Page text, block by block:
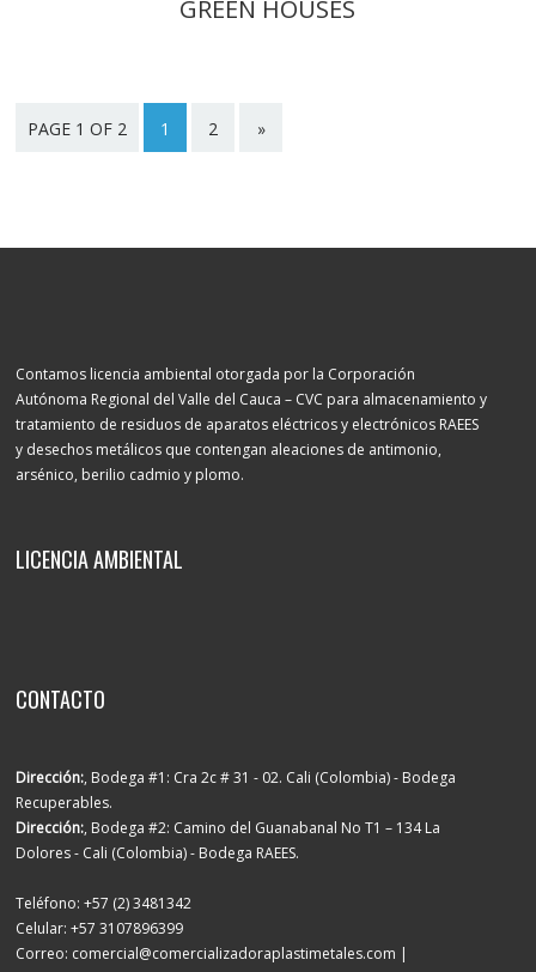
GREEN HOUSES
PAGE 1 OF 2 1 2 »
Contamos licencia ambiental otorgada por la Corporación
Autónoma Regional del Valle del Cauca – CVC para almacenamiento y
tratamiento de residuos de aparatos eléctricos y electrónicos RAEES
y desechos metálicos que contengan aleaciones de antimonio,
arsénico, berilio cadmio y plomo.
LICENCIA AMBIENTAL
CONTACTO
Dirección:, Bodega #1: Cra 2c # 31 - 02. Cali (Colombia) - Bodega
Recuperables.
Dirección:, Bodega #2: Camino del Guanabanal No T1 – 134 La
Dolores - Cali (Colombia) - Bodega RAEES.
Teléfono: +57 (2) 3481342
Celular: +57 3107896399
Correo: comercial@comercializadoraplastimetales.com |